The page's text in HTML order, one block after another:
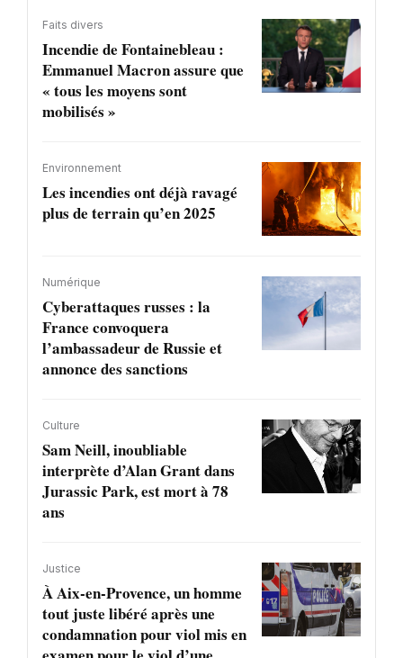
Faits divers
Incendie de Fontainebleau :
Emmanuel Macron assure que
« tous les moyens sont
mobilisés »
Environnement
Les incendies ont déjà ravagé
plus de terrain qu’en 2025
Numérique
Cyberattaques russes : la
France convoquera
l’ambassadeur de Russie et
annonce des sanctions
Culture
Sam Neill, inoubliable
interprète d’Alan Grant dans
Jurassic Park, est mort à 78
ans
Justice
À Aix-en-Provence, un homme
tout juste libéré après une
condamnation pour viol mis en